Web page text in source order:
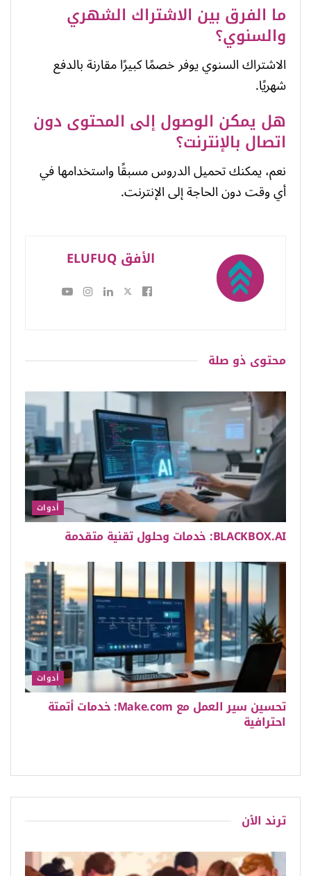
ما الفرق بين الاشتراك الشهري
والسنوي؟
الاشتراك السنوي يوفر خصمًا كبيرًا مقارنة بالدفع
شهريًا.
هل يمكن الوصول إلى المحتوى دون
اتصال بالإنترنت؟
نعم، يمكنك تحميل الدروس مسبقًا واستخدامها في
أي وقت دون الحاجة إلى الإنترنت.
الأفق ELUFUQ
محتوى ذو صلة
أدوات
BLACKBOX.AI: خدمات وحلول تقنية متقدمة
أدوات
تحسين سير العمل مع Make.com: خدمات أتمتة
احترافية
ترند الٱن